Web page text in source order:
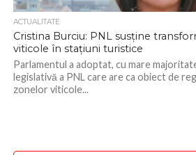
ACTUALITATE
Cristina Burciu: PNL susține
viticole în stațiuni turistice
Parlamentul a adoptat, cu mare
legislativă a PNL care are ca obiect de
zonelor viticole...